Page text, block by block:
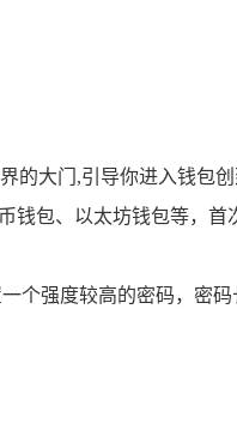
的大门,引导你进入钱包创
包、以太坊钱包等，
强度较高的密码，密